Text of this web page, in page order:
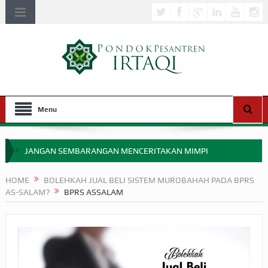
Menu
JANGAN SEMBARANGAN MENCERITAKAN MIMPI
MIMPI YANG DIABAIKAN MENJELANG PERANG BADAR
SEBELUM TIBA SAAT WAJIB?
HAKIKAT NIKMAT DI DUNIA!
HOME
BOLEHKAH JUAL BELI SISTEM MUROBAHAH PADA BPRS
AS-SALAM?
BPRS ASSALAM